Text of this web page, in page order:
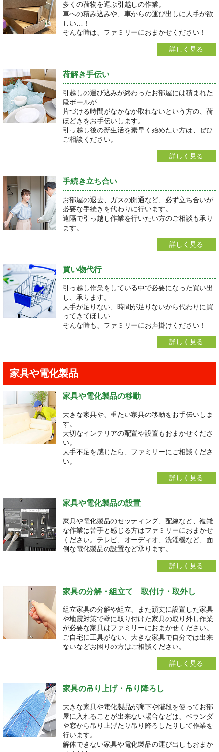
多くの荷物を運ぶ引越しの作業。
車への積み込みや、車からの運び出しに人手が欲
しい…！
そんな時は、ファミリーにおまかせください！
詳しく見る
荷解き手伝い
引越しの運び込みが終わったお部屋には積まれた
段ボールが…
片づける時間がなかなか取れないという方の、荷
ほどきをお手伝いします。
引っ越し後の新生活を素早く始めたい方は、ぜひ
ご相談ください。
詳しく見る
手続き立ち合い
お部屋の退去、ガスの開通など、必ず立ち合いが
必要な手続きを代わりに行います。
遠隔で引っ越し作業を行いたい方のご相談も承り
ます。
詳しく見る
買い物代行
引っ越し作業をしている中で必要になった買い出
し、承ります。
人手が足りない、時間が足りないから代わりに買
ってきてほしい…
そんな時も、ファミリーにお声掛けください！
詳しく見る
家具や電化製品
家具や電化製品の移動
大きな家具や、重たい家具の移動をお手伝いしま
す。
大切なインテリアの配置や設置もおまかせくださ
い。
人手不足を感じたら、ファミリーにご相談くださ
い。
詳しく見る
家具や電化製品の設置
家具や電化製品のセッティング、配線など、複雑
な作業は苦手と感じる方はファミリーにおまかせ
ください。テレビ、オーディオ、洗濯機など、面
倒な電化製品の設置など承ります。
詳しく見る
家具の分解・組立て 取付け・取外し
組立家具の分解や組立、また頑丈に設置した家具
や地震対策で壁に取り付けた家具の取り外し作業
が必要な家具はファミリーにおまかせください。
ご自宅に工具がない、大きな家具で自分では出来
ないなどお困りの方はご相談ください。
詳しく見る
家具の吊り上げ・吊り降ろし
大きな家具や電化製品が廊下や階段を使ってお部
屋に入れることが出来ない場合などは、ベランダ
や窓から吊り上げたり吊り降ろしたりして作業を
行います。
解体できない家具や電化製品の運び出しもおまか